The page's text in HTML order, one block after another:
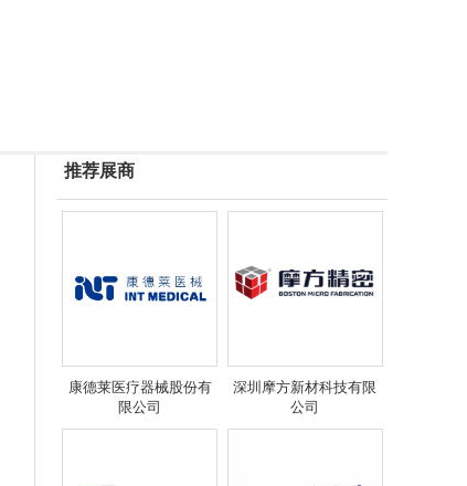
推荐展商
康德莱医疗器械股份有
限公司
深圳摩方新材科技有限
公司